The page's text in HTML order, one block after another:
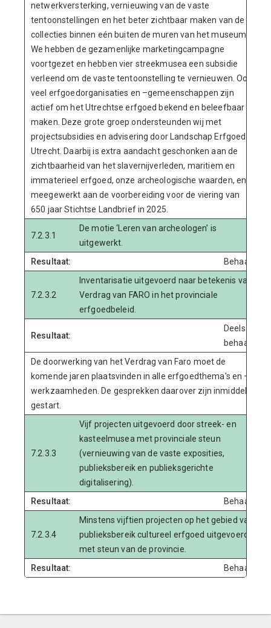
netwerkversterking, vernieuwing van de vaste
tentoonstellingen en het beter zichtbaar maken van de
collecties binnen eén buiten de muren van het museum.
We hebben de gezamenlijke marketingcampagne
voortgezet en hebben vier streekmusea een subsidie
verleend om de vaste tentoonstelling te vernieuwen. Ook
veel erfgoedorganisaties en –gemeenschappen zijn
actief om het Utrechtse erfgoed bekend en beleefbaar te
maken. Deze grote groep ondersteunden wij met
projectsubsidies en advisering door Landschap Erfgoed
Utrecht. Daarbij is extra aandacht geschonken aan de
zichtbaarheid van het slavernijverleden, maritiem en
immaterieel erfgoed, onze archeologische waarden, en is
meegewerkt aan de voorbereiding voor de viering van
650 jaar Stichtse Landbrief in 2025.
7.2.3.1
De motie ‘Leren van archeologen’ is
uitgewerkt.
Resultaat:
Behaald
7.2.3.2
Inventarisatie uitgevoerd naar betekenis van
Verdrag van FARO in het provinciale
erfgoedbeleid.
Resultaat:
Deels
behaald
De doorwerking van het Verdrag van Faro moet de
komende jaren plaatsvinden in alle erfgoedthema's en –
werkzaamheden. De gesprekken daarover zijn inmiddels
gestart.
7.2.3.3
Vijf projecten uitgevoerd door streek- en
kasteelmusea met provinciale steun
(vernieuwing van de vaste exposities,
publieksbereik en publieksgerichte
digitalisering).
Resultaat:
Behaald
7.2.3.4
Minstens vijftien projecten op het gebied van
publieksbereik cultureel erfgoed uitgevoerd
met steun van de provincie.
Resultaat:
Behaald